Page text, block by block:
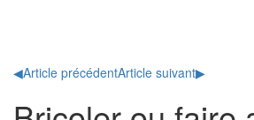
◀Article précédentArticle suivant▶